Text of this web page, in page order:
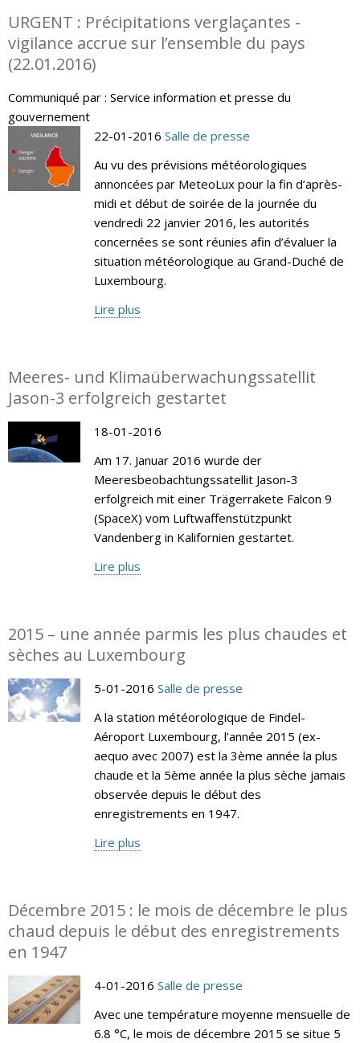
URGENT : Précipitations verglaçantes -
vigilance accrue sur l’ensemble du pays
(22.01.2016)
Communiqué par : Service information et presse du
gouvernement
22-01-2016 Salle de presse
Au vu des prévisions météorologiques
annoncées par MeteoLux pour la fin d’après-
midi et début de soirée de la journée du
vendredi 22 janvier 2016, les autorités
concernées se sont réunies afin d’évaluer la
situation météorologique au Grand-Duché de
Luxembourg.
Lire plus
Meeres- und Klimaüberwachungssatellit
Jason-3 erfolgreich gestartet
18-01-2016
Am 17. Januar 2016 wurde der
Meeresbeobachtungssatellit Jason-3
erfolgreich mit einer Trägerrakete Falcon 9
(SpaceX) vom Luftwaffenstützpunkt
Vandenberg in Kalifornien gestartet.
Lire plus
2015 – une année parmis les plus chaudes et
sèches au Luxembourg
5-01-2016 Salle de presse
A la station météorologique de Findel-
Aéroport Luxembourg, l’année 2015 (ex-
aequo avec 2007) est la 3ème année la plus
chaude et la 5ème année la plus sèche jamais
observée depuis le début des
enregistrements en 1947.
Lire plus
Décembre 2015 : le mois de décembre le plus
chaud depuis le début des enregistrements
en 1947
4-01-2016 Salle de presse
Avec une température moyenne mensuelle de
6.8 °C, le mois de décembre 2015 se situe 5